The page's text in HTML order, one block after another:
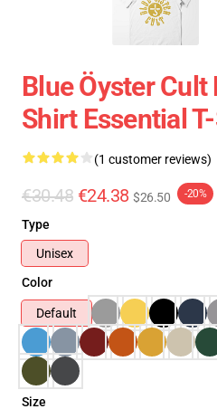
Blue Öyster Cult
Shirt Essential
(1 customer reviews)
€30.48 €24.38 $26.50 -20%
Type
Unisex
Color
Default
Size